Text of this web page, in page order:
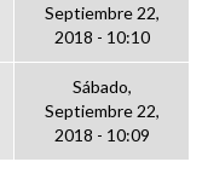
Septiembre 22,
2018 - 10:10
Sábado,
Septiembre 22,
2018 - 10:09